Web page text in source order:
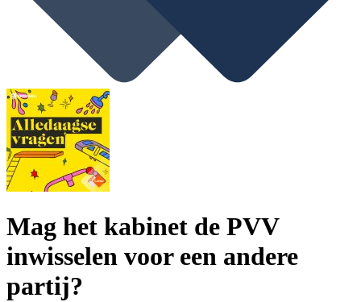
Mag het kabinet de PVV
inwisselen voor een andere
partij?